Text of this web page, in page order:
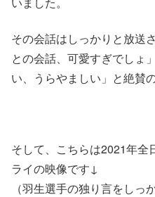
その会話はしっかりと放送
との会話、可愛すぎでしょ
い、うらやましい」と絶賛
そして、こちらは2021年全
ライの映像です↓
（羽生選手の独り言をし